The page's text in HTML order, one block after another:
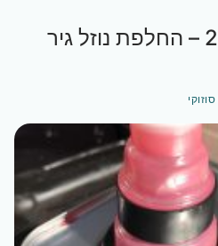
סוזוקי ספלאש 2012 – החלפת נוזל גיר
סוזוקי